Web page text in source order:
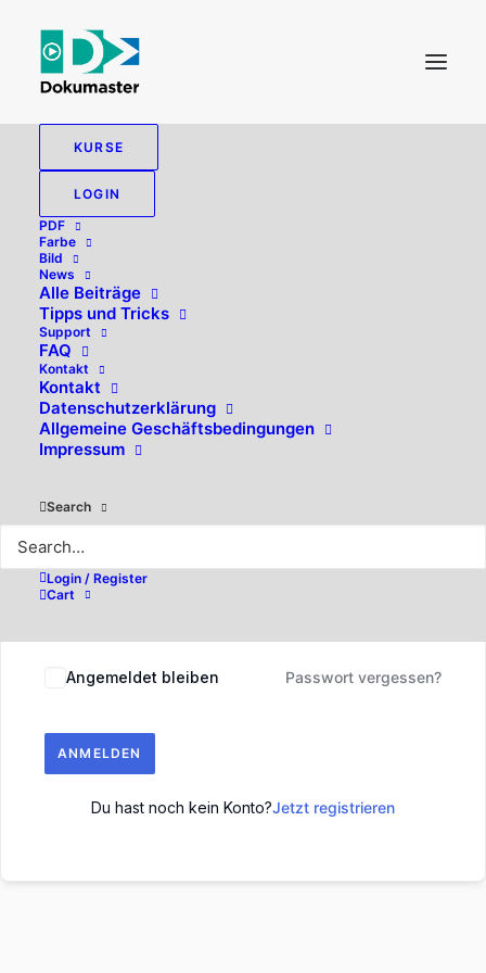
KURSE
LOGIN
PDF
Farbe
Bild
News
Alle Beiträge
Tipps und Tricks
Support
FAQ
Kontakt
Kontakt
Datenschutzerklärung
Allgemeine Geschäftsbedingungen
Impressum
Search
Login / Register
Cart
Hallo, willkommen zurück!
Angemeldet bleiben Passwort vergessen?
ANMELDEN
Du hast noch kein Konto?Jetzt registrieren